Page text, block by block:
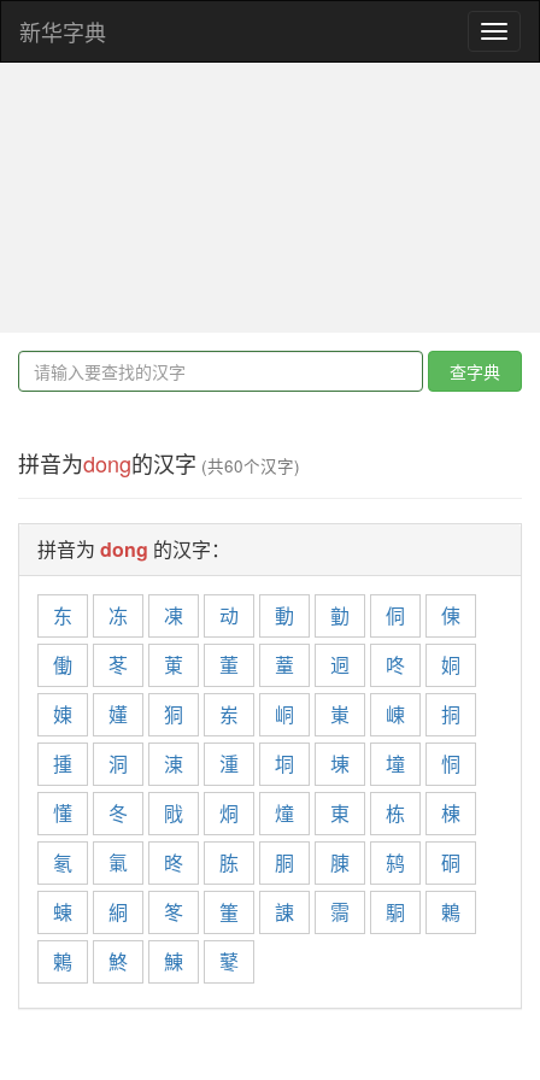
新华字典
查字典
拼音为dong的汉字 (共60个汉字)
拼音为 dong 的汉字：
东 冻 凍 动 動 勭 侗
倲
働
苳 菄 董 蕫 迵 咚
姛
娻
嬞 狪 岽 峒 崬 崠
挏
揰
洞 涷 湩 垌 埬 墥
恫
懂
冬 戙 烔 燑 東 栋
棟
氡
氭 昸 胨 胴 腖 鸫
硐
蝀
絧 笗 箽 諌 霘 駧
鶇
鶫
鮗 鯟 鼕